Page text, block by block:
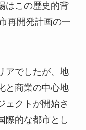
はこの歴史的背
再開発計画の一
アでしたが、地
と商業の中心地
ェクトが開始さ
際的な都市とし